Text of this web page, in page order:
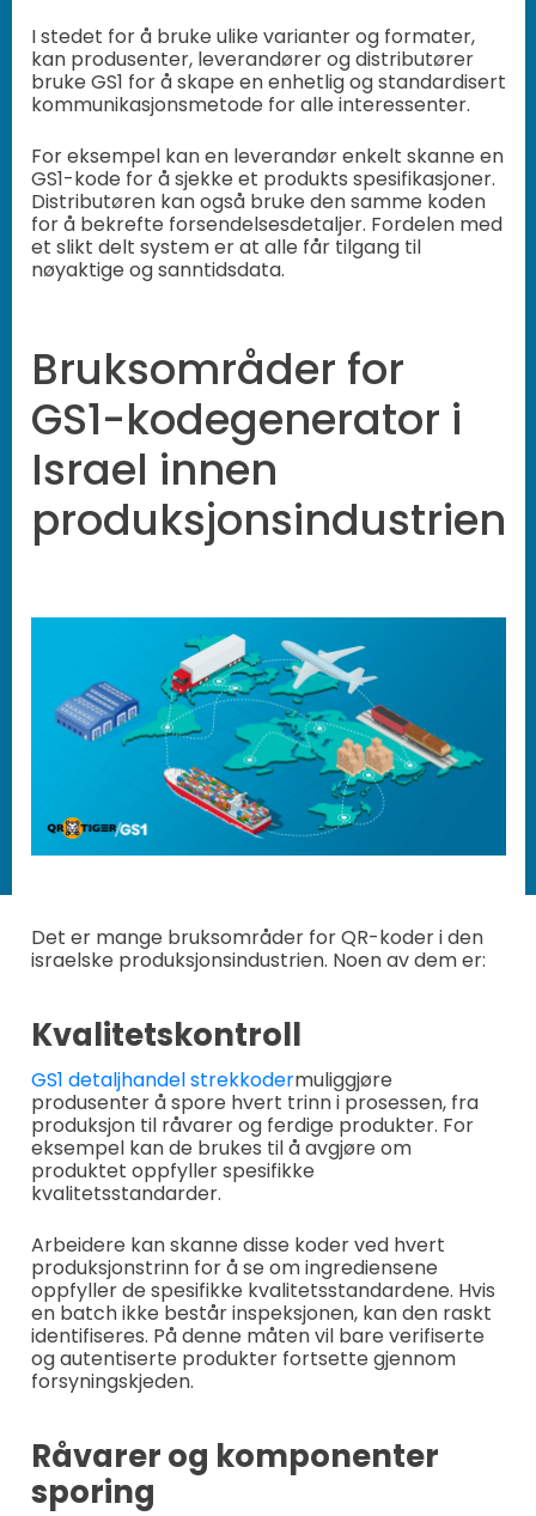
I stedet for å bruke ulike varianter og formater,
kan produsenter, leverandører og distributører
bruke GS1 for å skape en enhetlig og standardisert
kommunikasjonsmetode for alle interessenter.
For eksempel kan en leverandør enkelt skanne en
GS1-kode for å sjekke et produkts spesifikasjoner.
Distributøren kan også bruke den samme koden
for å bekrefte forsendelsesdetaljer. Fordelen med
et slikt delt system er at alle får tilgang til
nøyaktige og sanntidsdata.
Bruksområder for
GS1-kodegenerator i
Israel innen
produksjonsindustrien
Det er mange bruksområder for QR-koder i den
israelske produksjonsindustrien. Noen av dem er:
Kvalitetskontroll
GS1 detaljhandel strekkodermuliggjøre
produsenter å spore hvert trinn i prosessen, fra
produksjon til råvarer og ferdige produkter. For
eksempel kan de brukes til å avgjøre om
produktet oppfyller spesifikke
kvalitetsstandarder.
Arbeidere kan skanne disse koder ved hvert
produksjonstrinn for å se om ingrediensene
oppfyller de spesifikke kvalitetsstandardene. Hvis
en batch ikke består inspeksjonen, kan den raskt
identifiseres. På denne måten vil bare verifiserte
og autentiserte produkter fortsette gjennom
forsyningskjeden.
Råvarer og komponenter
sporing